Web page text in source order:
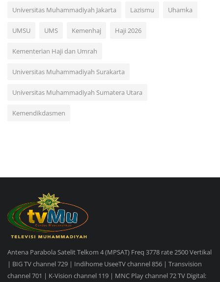
Universitas Muhammadiyah Jakarta Lazismu Uhamka
UMSU UMS Kemenhaj Haji 2026
Kementerian Haji dan Umrah
Universitas Muhammadiyah Surakarta
Universitas Muhammadiyah Sumatera Utara
Kemendikdasmen
Antena Parabola Satelit Telkom 4 (MPSAT) Freq 3778 rate 2500 Vertikal
| BIG TV channel 729 | Indihome UseeTV channel 856 | Transvision
channel 701 | K-Vision channel 119 | MNC Play channel 72 TV Digital: